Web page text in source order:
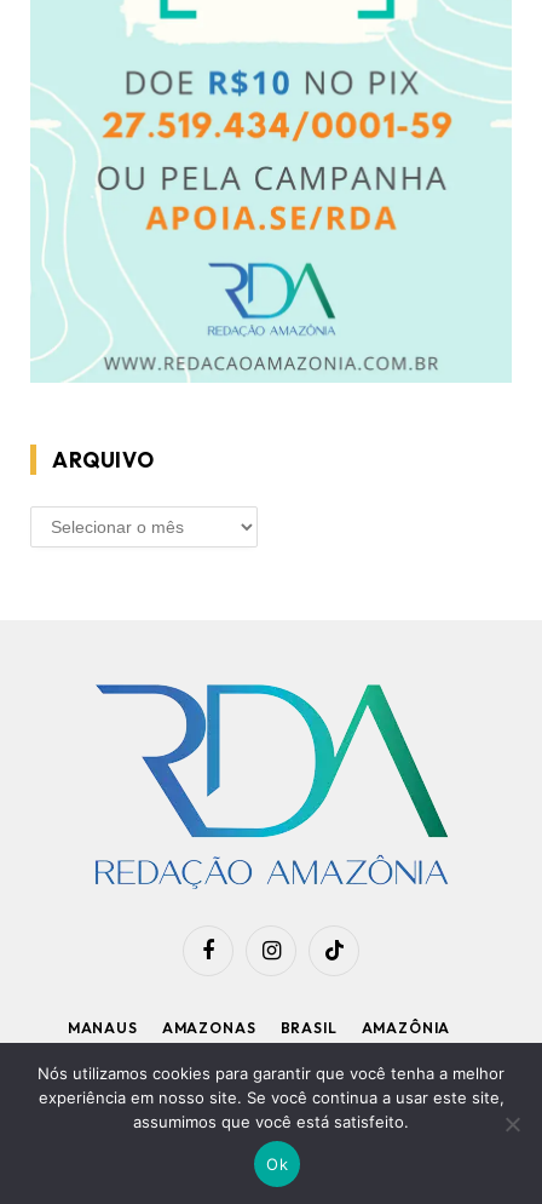
ARQUIVO
ARQUIVO
FacebookInstagramTikTok
MANAUS AMAZONAS BRASIL
AMAZÔNIA
Diretor Executivo: Kleiton Renzo|Política de Privacidade
Nós utilizamos cookies para garantir que você tenha a melhor
experiência em nosso site. Se você continua a usar este site,
assumimos que você está satisfeito.
Ok